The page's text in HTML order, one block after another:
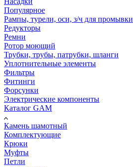
Популярное
Рампы, турели, оси, з/ч для промывки
Редукторы
Ремни
Ротор моющий
Трубки, трубы, патрубки, шланги
Уплотнительные элементы
Фильтры
Фитинги
Форсунки
Электрические компоненты
Каталог GAM
Камень шамотный
Комплектующие
Крюки
Муфты
Петли